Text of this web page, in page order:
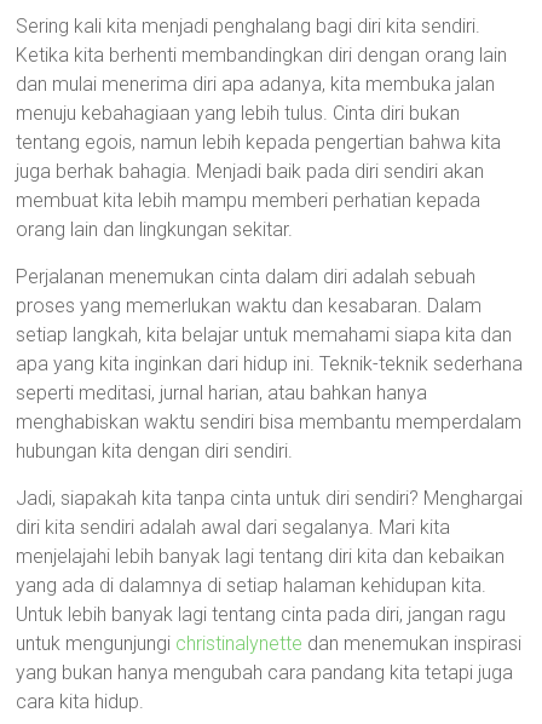
Sering kali kita menjadi penghalang bagi diri kita sendiri.
Ketika kita berhenti membandingkan diri dengan orang lain
dan mulai menerima diri apa adanya, kita membuka jalan
menuju kebahagiaan yang lebih tulus. Cinta diri bukan
tentang egois, namun lebih kepada pengertian bahwa kita
juga berhak bahagia. Menjadi baik pada diri sendiri akan
membuat kita lebih mampu memberi perhatian kepada
orang lain dan lingkungan sekitar.
Perjalanan menemukan cinta dalam diri adalah sebuah
proses yang memerlukan waktu dan kesabaran. Dalam
setiap langkah, kita belajar untuk memahami siapa kita dan
apa yang kita inginkan dari hidup ini. Teknik-teknik sederhana
seperti meditasi, jurnal harian, atau bahkan hanya
menghabiskan waktu sendiri bisa membantu memperdalam
hubungan kita dengan diri sendiri.
Jadi, siapakah kita tanpa cinta untuk diri sendiri? Menghargai
diri kita sendiri adalah awal dari segalanya. Mari kita
menjelajahi lebih banyak lagi tentang diri kita dan kebaikan
yang ada di dalamnya di setiap halaman kehidupan kita.
Untuk lebih banyak lagi tentang cinta pada diri, jangan ragu
untuk mengunjungi christinalynette dan menemukan inspirasi
yang bukan hanya mengubah cara pandang kita tetapi juga
cara kita hidup.